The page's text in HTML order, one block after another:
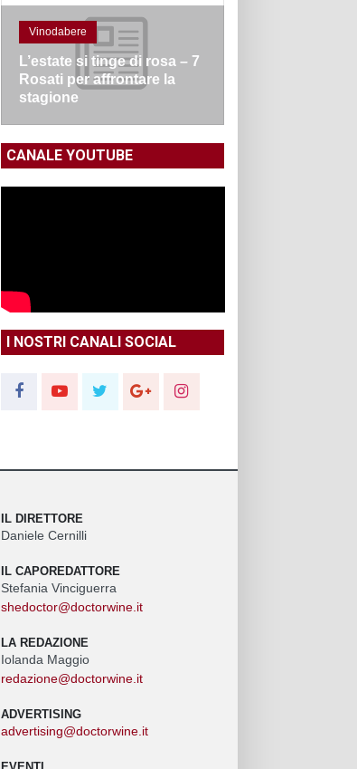
Vinodabere
L’estate si tinge di rosa – 7
Rosati per affrontare la
stagione
CANALE YOUTUBE
I NOSTRI CANALI SOCIAL
IL DIRETTORE
Daniele Cernilli
IL CAPOREDATTORE
Stefania Vinciguerra
shedoctor@doctorwine.it
LA REDAZIONE
Iolanda Maggio
redazione@doctorwine.it
ADVERTISING
advertising@doctorwine.it